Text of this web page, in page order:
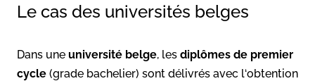
Le cas des universités belges
Dans une université belge, les diplômes de premier
cycle (grade bachelier) sont délivrés avec l‘obtention